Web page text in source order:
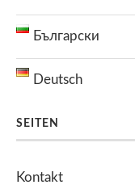
Български
Deutsch
SEITEN
Kontakt